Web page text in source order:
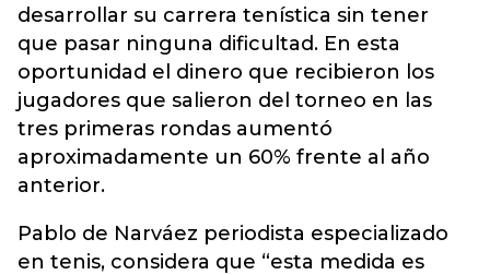
desarrollar su carrera tenística sin tener
que pasar ninguna dificultad. En esta
oportunidad el dinero que recibieron los
jugadores que salieron del torneo en las
tres primeras rondas aumentó
aproximadamente un 60% frente al año
anterior.
Pablo de Narváez periodista especializado
en tenis, considera que “esta medida es